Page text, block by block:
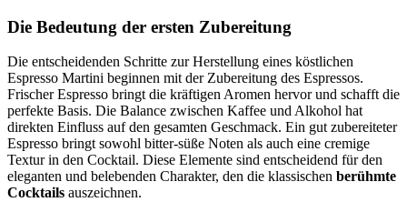
Die Bedeutung der ersten Zubereitung
Die entscheidenden Schritte zur Herstellung eines köstlichen
Espresso Martini beginnen mit der Zubereitung des Espressos.
Frischer Espresso bringt die kräftigen Aromen hervor und schafft die
perfekte Basis. Die Balance zwischen Kaffee und Alkohol hat
direkten Einfluss auf den gesamten Geschmack. Ein gut zubereiteter
Espresso bringt sowohl bitter-süße Noten als auch eine cremige
Textur in den Cocktail. Diese Elemente sind entscheidend für den
eleganten und belebenden Charakter, den die klassischen berühmte
Cocktails auszeichnen.